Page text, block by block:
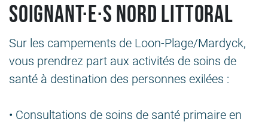
Soignant·e·s Nord Littoral
Sur les campements de Loon-Plage/Mardyck,
vous prendrez part aux activités de soins de
santé à destination des personnes exilées :
• Consultations de soins de santé primaire en